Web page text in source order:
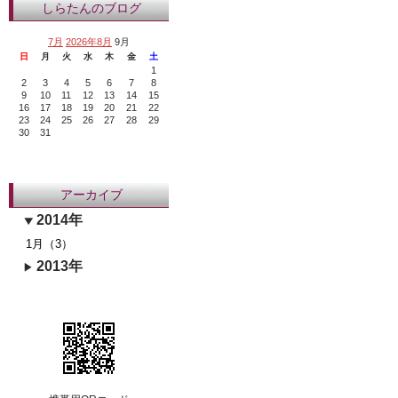
しらたんのブログ
7月 2026年8月 9月
日 月 火 水 木 金 土
1
2
3 4 5 6 7
8
9
10 11 12 13 14
15
16
17 18 19 20 21
22
23
24 25 26 27 28
29
30
31
アーカイブ
2014年
1月（3）
2013年